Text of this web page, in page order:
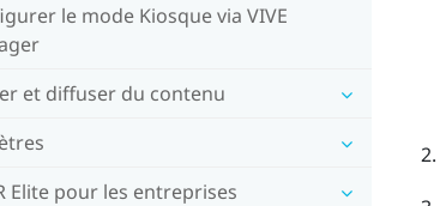
le mode Kiosque via VIVE
et diffuser du contenu
Elite pour les entreprises